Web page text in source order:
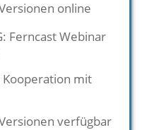
online
Ferncast Webinar
mit
verfügbar